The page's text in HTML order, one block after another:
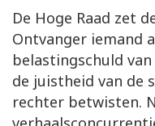
De Hoge Raad zet
Ontvanger iemand
belastingschuld
de juistheid van de
rechter betwisten.